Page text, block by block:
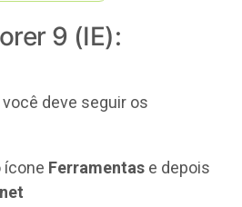
9 (IE):
deve seguir os
ícone Ferramentas e depois